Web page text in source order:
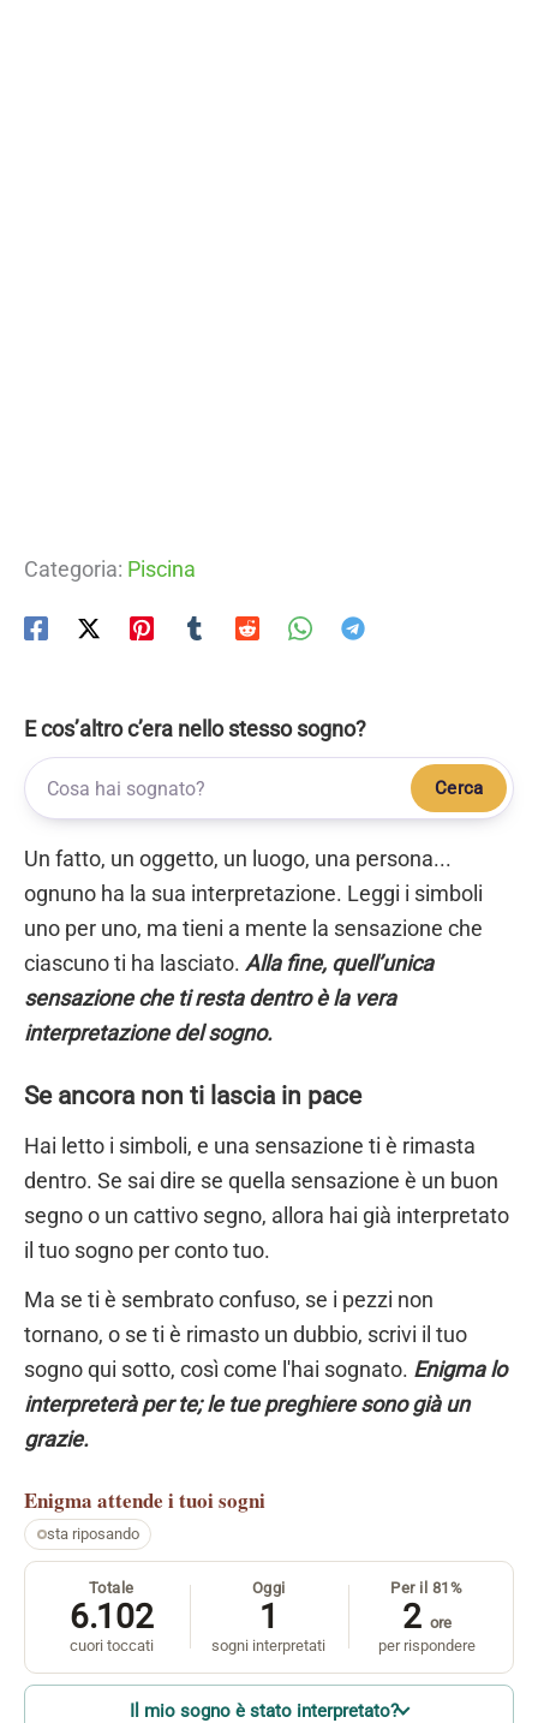
Categoria: Piscina
E cos’altro c’era nello stesso sogno?
Cerca
Un fatto, un oggetto, un luogo, una persona...
ognuno ha la sua interpretazione. Leggi i simboli
uno per uno, ma tieni a mente la sensazione che
ciascuno ti ha lasciato. Alla fine, quell’unica
sensazione che ti resta dentro è la vera
interpretazione del sogno.
Se ancora non ti lascia in pace
Hai letto i simboli, e una sensazione ti è rimasta
dentro. Se sai dire se quella sensazione è un buon
segno o un cattivo segno, allora hai già interpretato
il tuo sogno per conto tuo.
Ma se ti è sembrato confuso, se i pezzi non
tornano, o se ti è rimasto un dubbio, scrivi il tuo
sogno qui sotto, così come l'hai sognato. Enigma lo
interpreterà per te; le tue preghiere sono già un
grazie.
Enigma attende i tuoi sogni
sta riposando
Totale
6.102
cuori toccati
Oggi
1
sogni interpretati
Per il 81%
2 ore
per rispondere
Il mio sogno è stato interpretato?